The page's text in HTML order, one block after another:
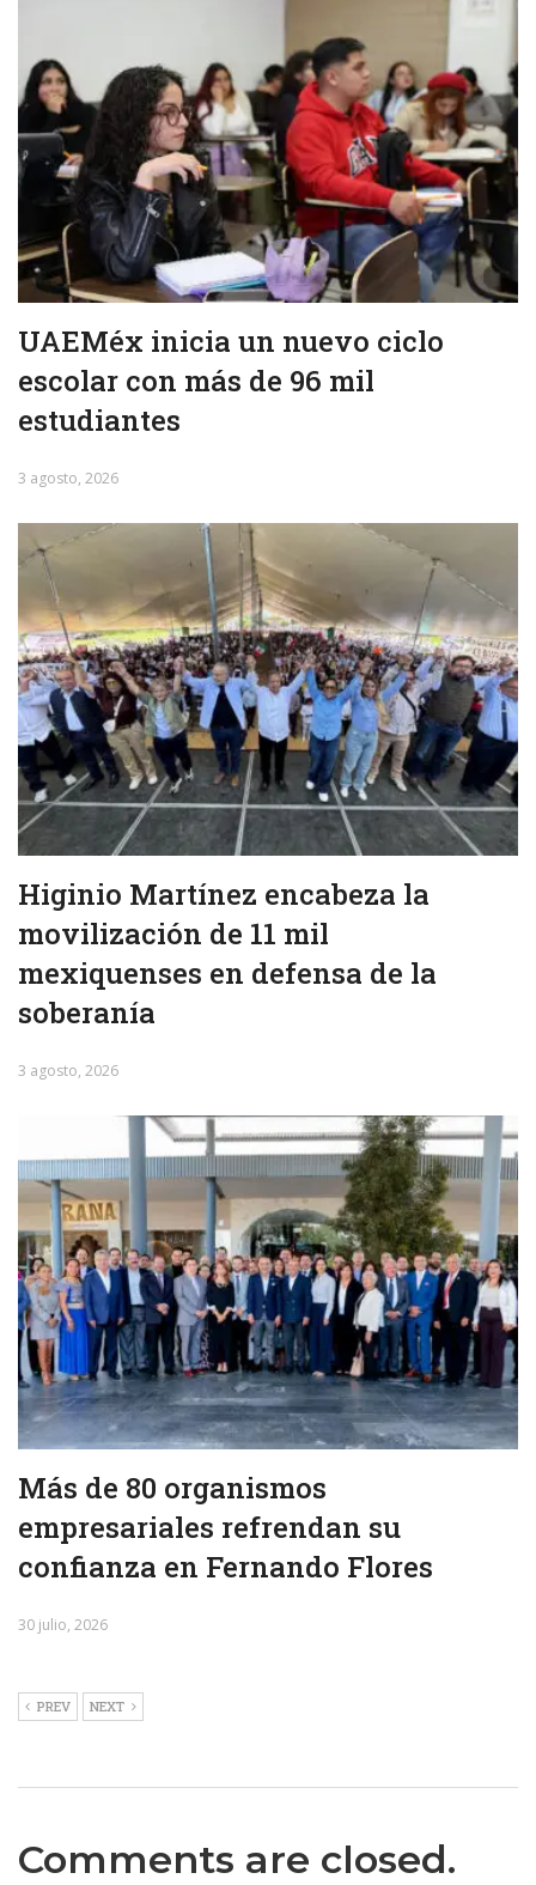
UAEMéx inicia un nuevo ciclo
escolar con más de 96 mil
estudiantes
3 agosto, 2026
Higinio Martínez encabeza la
movilización de 11 mil
mexiquenses en defensa de la
soberanía
3 agosto, 2026
Más de 80 organismos
empresariales refrendan su
confianza en Fernando Flores
30 julio, 2026
PREV NEXT
Comments are closed.